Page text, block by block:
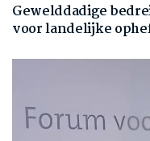
Gewelddadige
voor landelijke